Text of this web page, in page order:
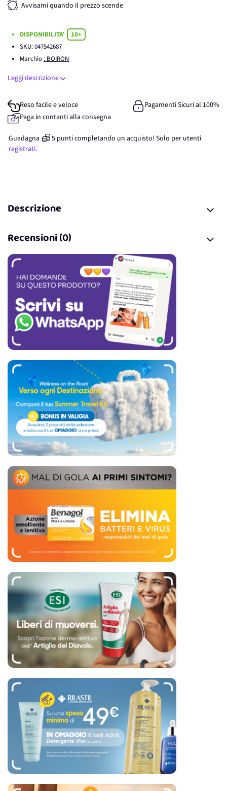
Avvisami quando il prezzo scende
DISPONIBILITA'
10+
SKU:047542687
Marchio : BOIRON
Leggi descrizione
Reso facile e veloce
Pagamenti Sicuri al 100%
Paga in contanti alla consegna
Guadagna 5 punticompletando un acquisto! Solo per utenti
registrati.
Descrizione
Recensioni (0)